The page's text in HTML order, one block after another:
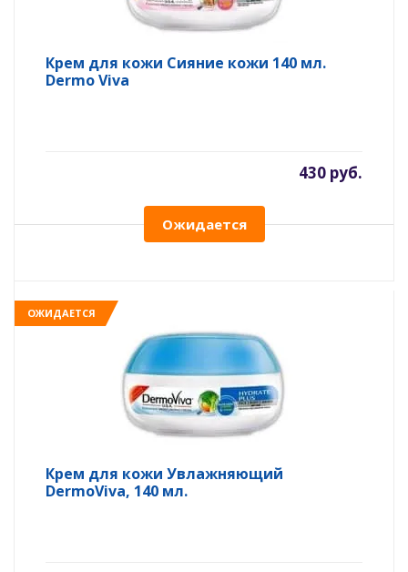
Крем для кожи Сияние кожи 140 мл.
Dermo Viva
430 руб.
Ожидается
ОЖИДАЕТСЯ
Крем для кожи Увлажняющий
DermoViva, 140 мл.